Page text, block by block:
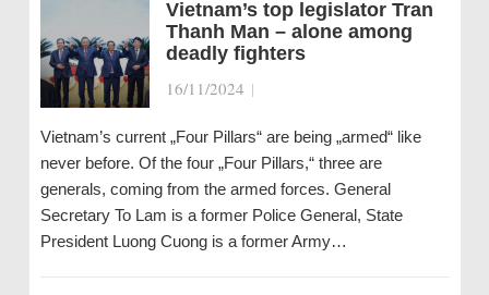
Vietnam’s top legislator Tran
Thanh Man – alone among
deadly fighters
16/11/2024 |
Vietnam’s current „Four Pillars“ are being „armed“ like
never before. Of the four „Four Pillars,“ three are
generals, coming from the armed forces. General
Secretary To Lam is a former Police General, State
President Luong Cuong is a former Army…